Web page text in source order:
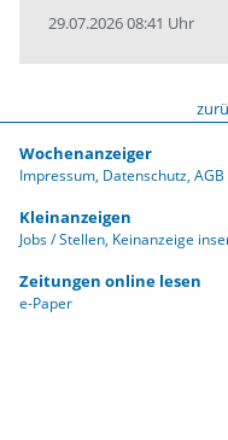
29.07.2026 08:41 Uhr
Wochenanzeiger
Impressum Datenschutz AGB
Kleinanzeigen
Jobs / Stellen Keinanzeige
Zeitungen online lesen
e-Paper